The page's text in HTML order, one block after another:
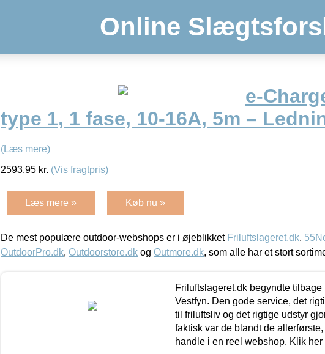
Online
e-
type 1, 1 fase, 10-16A, 5m –
(Læs mere)
2593.95 kr. (Vis fragtpris)
Læs mere » Køb nu »
De mest populære outdoor-webshops er i øjeblikket Friluftslageret.dk,
OutdoorPro.dk, Outdoorstore.dk og Outmore.dk, som alle har et stort
Friluftslageret.dk begyndte
Vestfyn. Den gode service, det
til friluftsliv og det rigtige udstyr
faktisk var de blandt de
handle i en reel webshop. Klik